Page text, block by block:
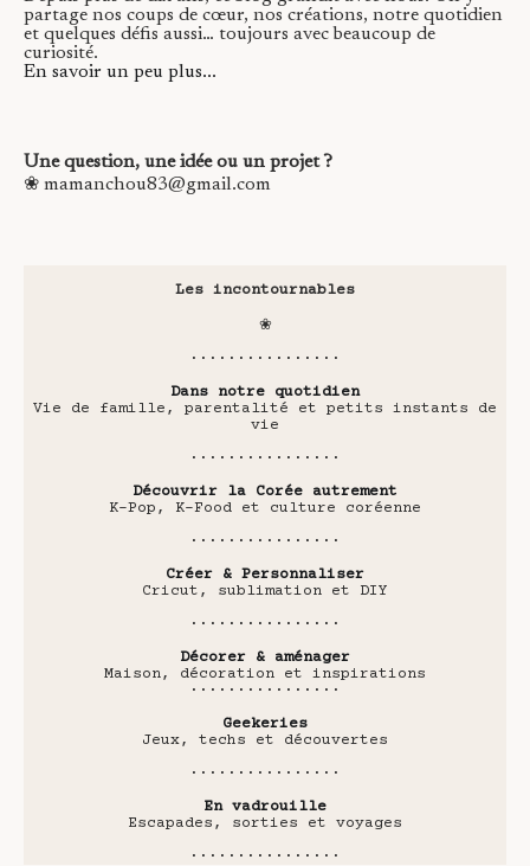
partage nos coups de cœur, nos créations, notre quotidien
et quelques défis aussi… toujours avec beaucoup de
curiosité.
En savoir un peu plus...
Une question, une idée ou un projet ?
❀ mamanchou83@gmail.com
Les incontournables
❀
················
Dans notre quotidien
Vie de famille, parentalité et petits instants de
vie
················
Découvrir la Corée autrement
K-Pop, K-Food et culture coréenne
················
Créer & Personnaliser
Cricut, sublimation et DIY
················
Décorer & aménager
Maison, décoration et inspirations
················
Geekeries
Jeux, techs et découvertes
················
En vadrouille
Escapades, sorties et voyages
················